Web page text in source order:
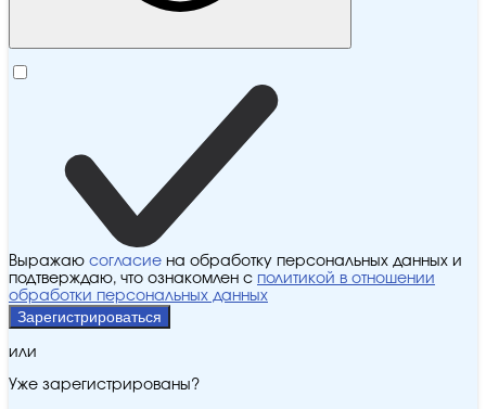
Выражаю согласие на обработку персональных данных и
подтверждаю, что ознакомлен с политикой в отношении
обработки персональных данных
Зарегистрироваться
или
Уже зарегистрированы?